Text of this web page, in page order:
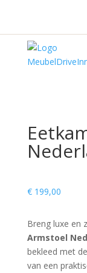
€199,00
Breng luxe en
Armstoel
bekleed met
van een